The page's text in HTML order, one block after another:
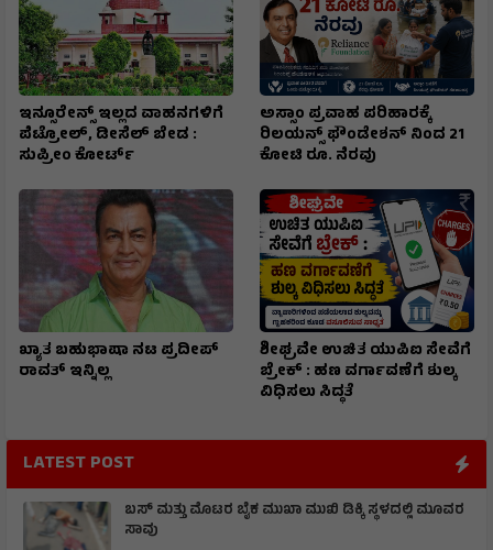
ಇನ್ಸೂರೇನ್ಸ್ ಇಲ್ಲದ ವಾಹನಗಳಿಗೆ
ಪೆಟ್ರೋಲ್, ಡೀಸೆಲ್ ಬೇಡ :
ಸುಪ್ರೀಂ ಕೋರ್ಟ್
ಅಸ್ಸಾಂ ಪ್ರವಾಹ ಪರಿಹಾರಕ್ಕೆ
ರಿಲಯನ್ಸ್ ಫೌಂಡೇಶನ್ ನಿಂದ 21
ಕೋಟಿ ರೂ. ನೆರವು
ಖ್ಯಾತ ಬಹುಭಾಷಾ ನಟ ಪ್ರದೀಪ್
ರಾವತ್ ಇನ್ನಿಲ್ಲ
ಶೀಘ್ರವೇ ಉಚಿತ ಯುಪಿಐ ಸೇವೆಗೆ
ಬ್ರೇಕ್ : ಹಣ ವರ್ಗಾವಣೆಗೆ ಶುಲ್ಕ
ವಿಧಿಸಲು ಸಿದ್ಧತೆ
LATEST POST
ಬಸ್ ಮತ್ತು ಮೊಟರ ಬೈಕ ಮುಖಾ ಮುಖಿ‌ ಡಿಕ್ಕಿ ಸ್ಥಳದಲ್ಲಿ ಮೂವರ
ಸಾವು